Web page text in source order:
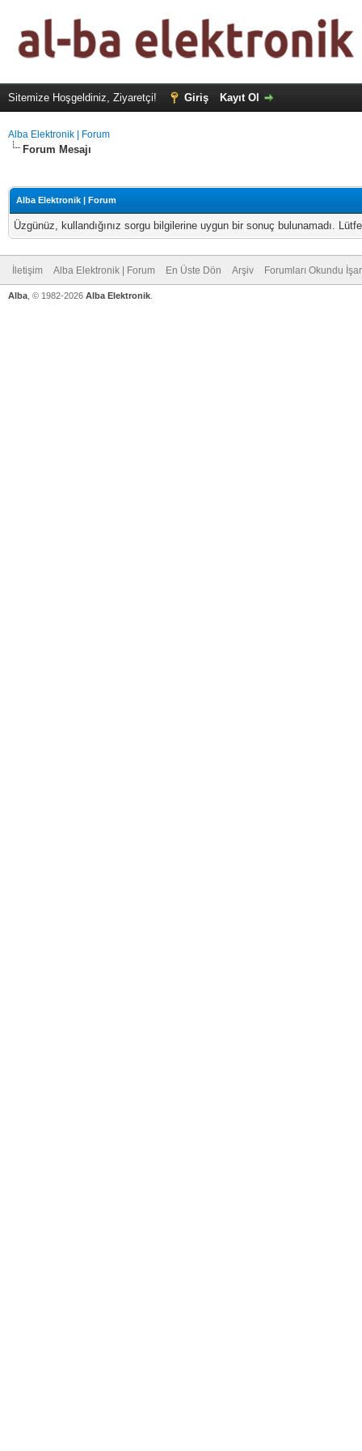
Sitemize Hoşgeldiniz, Ziyaretçi! Giriş Kayıt Ol
Alba Elektronik | Forum
Forum Mesajı
Alba Elektronik | Forum
Üzgünüz, kullandığınız sorgu bilgilerine uygun bir sonuç bulunamadı.
İletişim Alba Elektronik | Forum En Üste Dön Arşiv Forumları Okundu
Alba , © 1982-2026 Alba Elektronik